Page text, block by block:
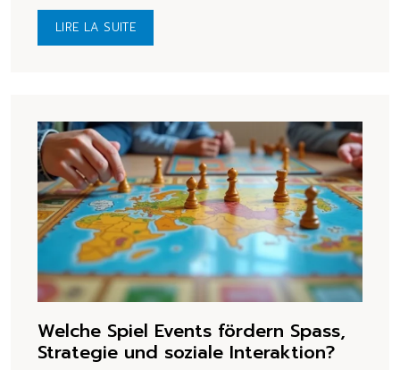
LIRE LA SUITE
Welche Spiel Events fördern Spass,
Strategie und soziale Interaktion?